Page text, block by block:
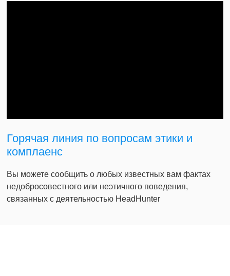
Горячая линия по вопросам этики и
комплаенс
Вы можете сообщить о любых известных вам фактах
недобросовестного или неэтичного поведения,
связанных с деятельностью HeadHunter